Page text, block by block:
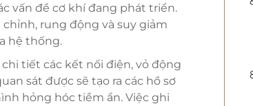
vấn đề cơ khí đang phát triển.
rung động và suy giảm
hệ thống.
tiết các kết nối điện, vỏ động
sát được sẽ tạo ra các hồ sơ
hỏng hóc tiềm ẩn. Việc ghi